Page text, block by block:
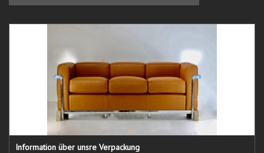
Information über unsre Verpackung